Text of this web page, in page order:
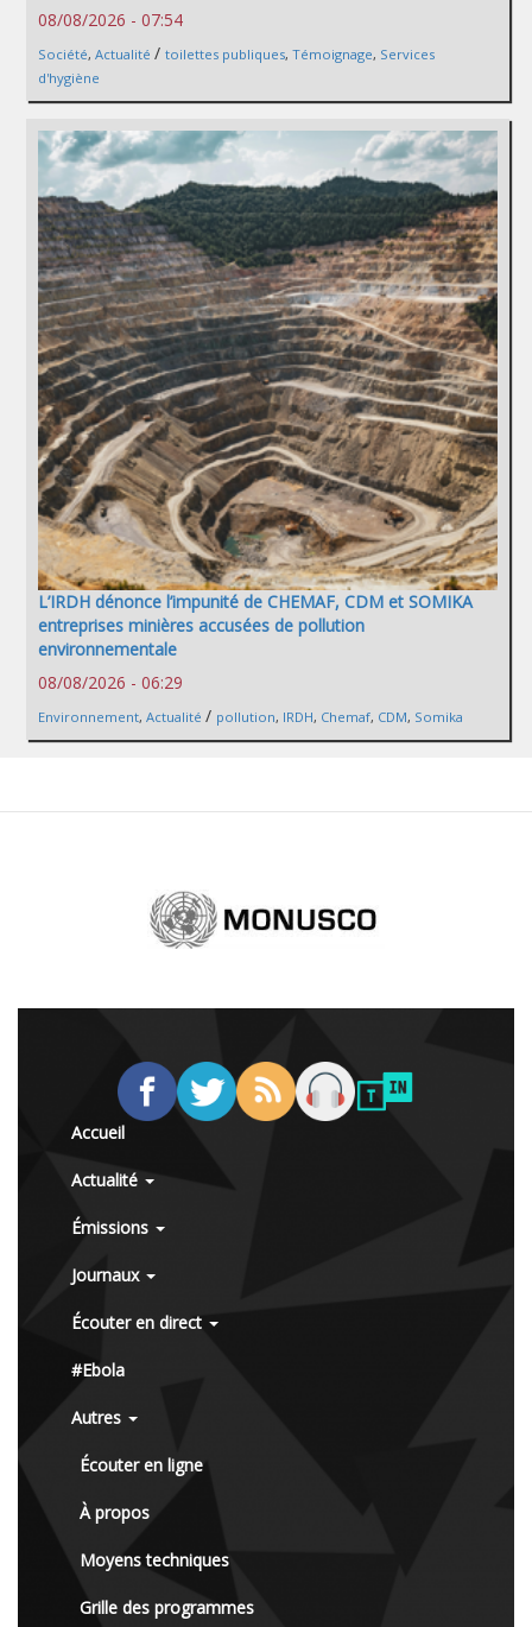
08/08/2026 - 07:54
Société, Actualité / toilettes publiques, Témoignage, Services
d'hygiène
L’IRDH dénonce l’impunité de CHEMAF, CDM et SOMIKA
entreprises minières accusées de pollution
environnementale
08/08/2026 - 06:29
Environnement, Actualité / pollution, IRDH, Chemaf, CDM, Somika
Accueil
Actualité
Émissions
Journaux
Écouter en direct
#Ebola
Autres
Écouter en ligne
À propos
Moyens techniques
Grille des programmes